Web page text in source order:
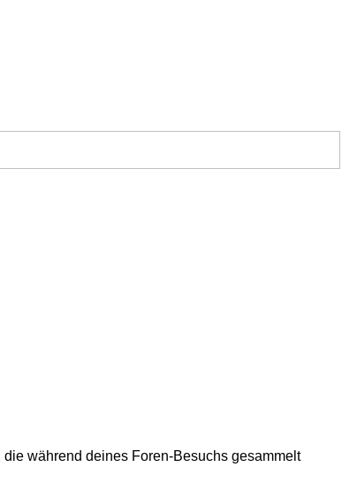
die während deines Foren-Besuchs gesammelt